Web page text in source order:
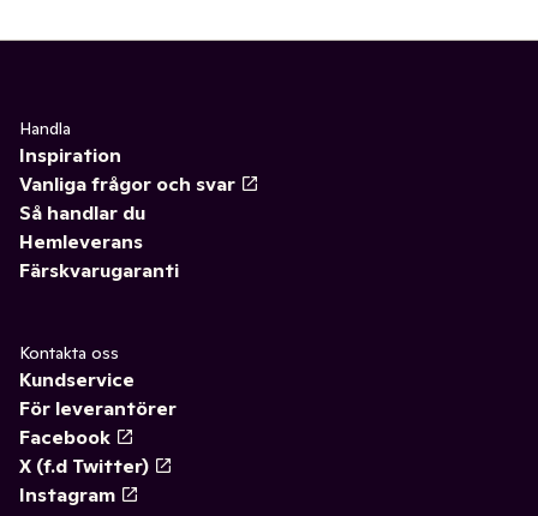
Handla
Inspiration
Vanliga frågor och svar
Så handlar du
Hemleverans
Färskvarugaranti
Kontakta oss
Kundservice
För leverantörer
Facebook
X (f.d Twitter)
Instagram